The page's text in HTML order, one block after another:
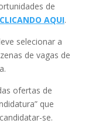
de
CLICANDO AQUI.
selecionar a
de vagas de
ofertas de
que
se.